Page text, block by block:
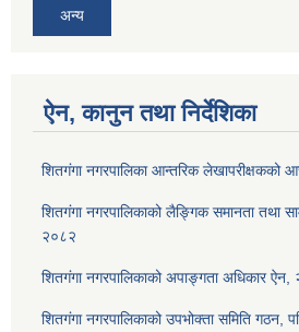
अन्य
ऐन, कानुन तथा निर्देशिका
शितगंगा नगरपालिका आन्तरिक लेखापरीक्षकको
शितगंगा नगरपालिकाको लैङ्गिक समानता तथा
२०८२
शितगंगा नगरपालिकाको अपाङ्गता अधिकार ऐन,
शितगंगा नगरपालिकाको उपभोक्ता समिति गठन,